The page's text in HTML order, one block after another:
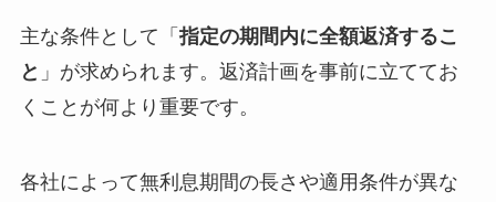
主な条件として「 指定の期間内に全額返済するこ
と 」が求められます。返済計画を事前に立ててお
くことが何より重要です。
各社によって無利息期間の長さや適用条件が異な